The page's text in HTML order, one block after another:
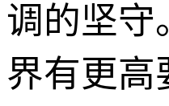
调的坚守
界有更高